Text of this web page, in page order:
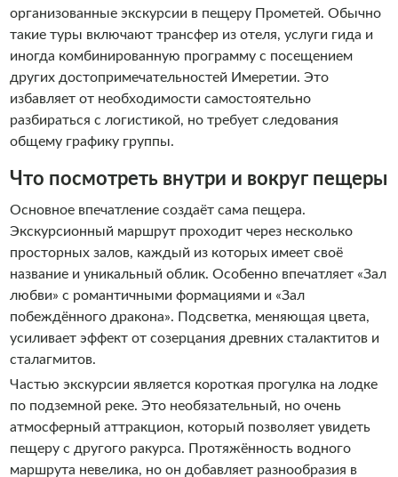
организованные экскурсии в пещеру Прометей. Обычно
такие туры включают трансфер из отеля, услуги гида и
иногда комбинированную программу с посещением
других достопримечательностей Имеретии. Это
избавляет от необходимости самостоятельно
разбираться с логистикой, но требует следования
общему графику группы.
Что посмотреть внутри и вокруг пещеры
Основное впечатление создаёт сама пещера.
Экскурсионный маршрут проходит через несколько
просторных залов, каждый из которых имеет своё
название и уникальный облик. Особенно впечатляет «Зал
любви» с романтичными формациями и «Зал
побеждённого дракона». Подсветка, меняющая цвета,
усиливает эффект от созерцания древних сталактитов и
сталагмитов.
Частью экскурсии является короткая прогулка на лодке
по подземной реке. Это необязательный, но очень
атмосферный аттракцион, который позволяет увидеть
пещеру с другого ракурса. Протяжённость водного
маршрута невелика, но он добавляет разнообразия в